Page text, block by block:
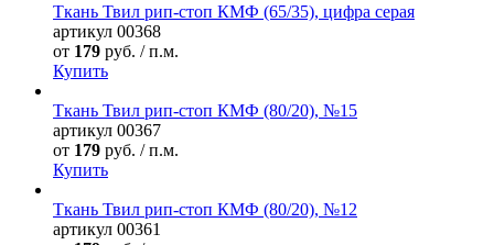
Ткань Твил рип-стоп КМФ (65/35), цифра серая
артикул 00368
от 179 руб. / п.м.
Купить
Ткань Твил рип-стоп КМФ (80/20), №15
артикул 00367
от 179 руб. / п.м.
Купить
Ткань Твил рип-стоп КМФ (80/20), №12
артикул 00361